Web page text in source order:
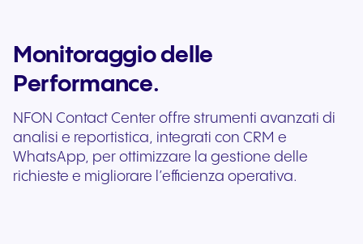
Monitoraggio delle
Performance.
NFON Contact Center offre strumenti avanzati di
analisi e reportistica, integrati con CRM e
WhatsApp, per ottimizzare la gestione delle
richieste e migliorare l’efficienza operativa.